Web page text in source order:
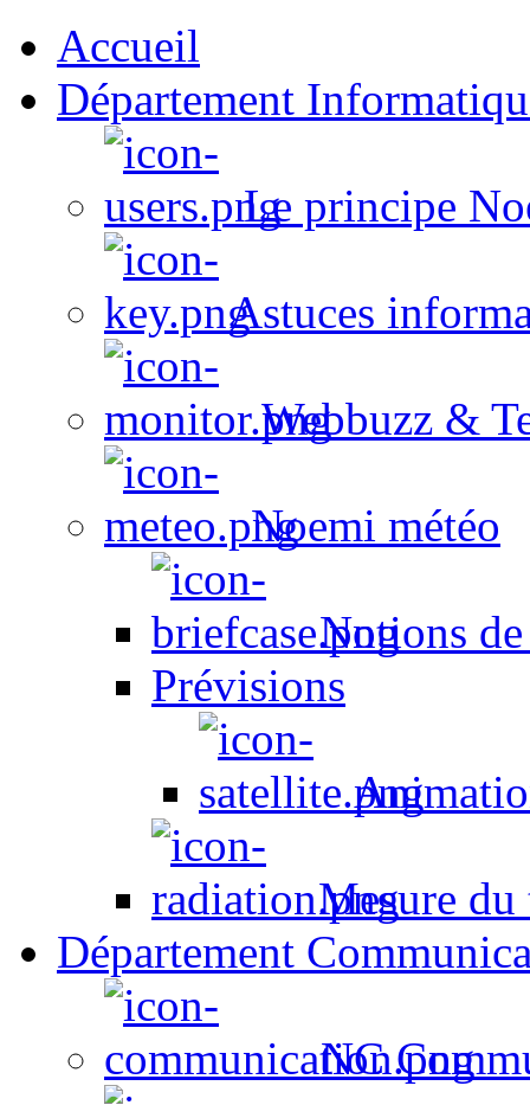
Accueil
Département
Le principe
Astuces
Webbuzz &
Noemi météo
Notions
Prévisions
Mesure du
Département
NC